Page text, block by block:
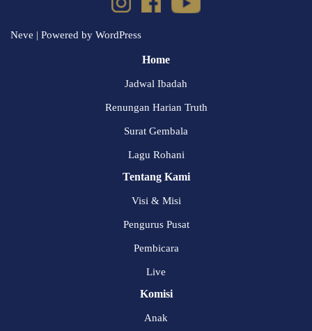
Neve | Powered by WordPress
Home
Jadwal Ibadah
Renungan Harian Truth
Surat Gembala
Lagu Rohani
Tentang Kami
Visi & Misi
Pengurus Pusat
Pembicara
Live
Komisi
Anak